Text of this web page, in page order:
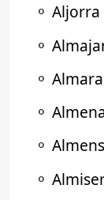
⚬ Aljorra
⚬
⚬
⚬
⚬
⚬